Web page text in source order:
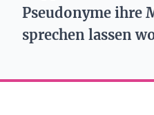
Pseudonyme ihre
sprechen lassen